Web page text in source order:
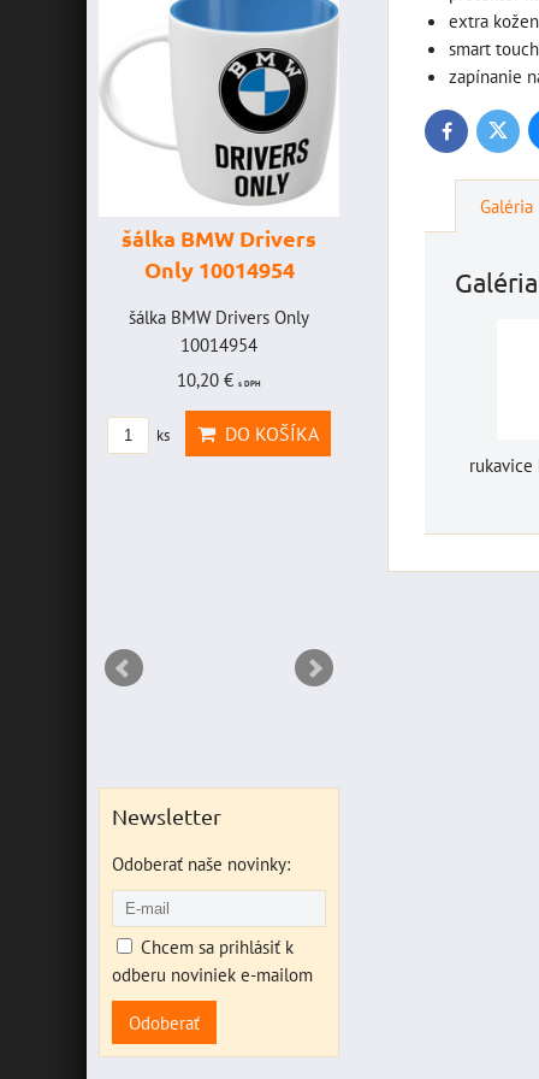
extra
smart
zapínanie
Facebook
Galéria
Galéria
rukavice
šálka BMW Drivers
Only 10014954
šálka BMW Drivers Only
10014954
10,20 €s DPH
DO KOŠÍKA
šálka "Yamaha
VR46" 10014772
Newsletter
Odoberať naše novinky:
Chcem sa prihlásiť k
odberu noviniek e-mailom
Odoberať